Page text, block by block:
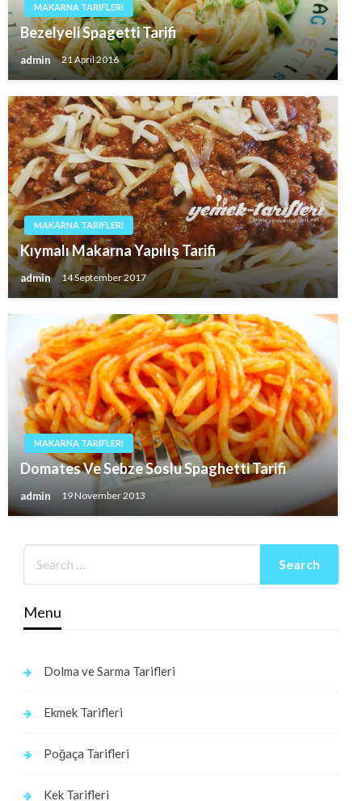
MAKARNA TARIFLERI
Bezelyeli Spagetti Tarifi
admin 21 April 2016
MAKARNA TARIFLERI
Kıymalı Makarna Yapılış Tarifi
admin 14 September 2017
MAKARNA TARIFLERI
Domates Ve Sebze Soslu Spaghetti Tarifi
admin 19 November 2013
Menu
Dolma ve Sarma Tarifleri
Ekmek Tarifleri
Poğaça Tarifleri
Kek Tarifleri